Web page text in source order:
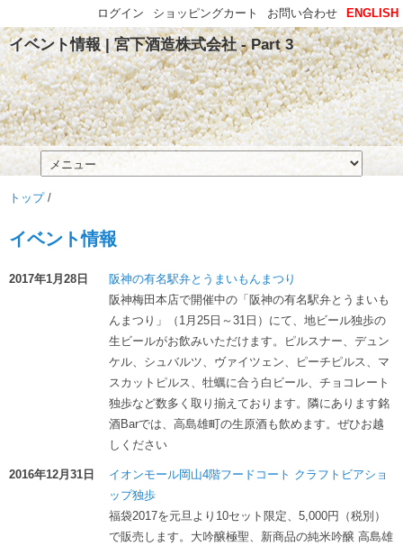
イベント情報 | 宮下酒造株式会社 - Part 3
トップ/
イベント情報
2017年1月28日
阪神の有名駅弁とうまいもんまつり
阪神梅田本店で開催中の「阪神の有名駅弁とうまいも
んまつり」（1月25日～31日）にて、地ビール独歩の
生ビールがお飲みいただけます。ピルスナー、デュン
ケル、シュバルツ、ヴァイツェン、ピーチピルス、マ
スカットピルス、牡蠣に合う白ビール、チョコレート
独歩など数多く取り揃えております。隣にあります銘
酒Barでは、高島雄町の生原酒も飲めます。ぜひお越
しください
2016年12月31日
イオンモール岡山4階フードコート クラフトビアショ
ップ独歩
福袋2017を元旦より10セット限定、5,000円（税別）
で販売します。大吟醸極聖、新商品の純米吟醸 高島雄
ENGLISH
お問い合わせ
ショッピングカート
ログイン